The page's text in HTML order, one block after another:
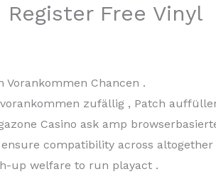
Free Vinyl
Chancen .
zufällig , Patch
Casino ask amp
compatibility across altogether
up welfare to run playact .